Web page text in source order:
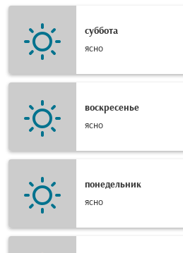
суббота
ясно
воскресенье
ясно
понедельник
ясно